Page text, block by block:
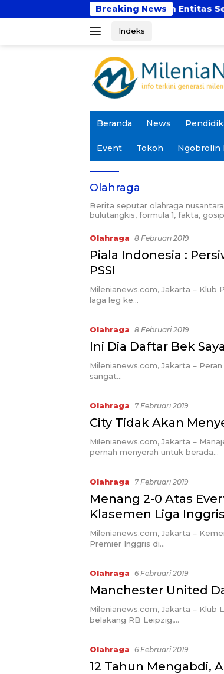
ke
Breaking News
SPM Mu’allimin itu Bukan Entitas Sekolah
Indeks
Beranda News
Event Tokoh Ngobrolin
Olahraga
Berita seputar olahraga
bulutangkis, formula 1, fakta,
Olahraga 8 Februari 2019
Piala Indonesia :
PSSI
Milenianews.com, Jakarta –
laga leg ke…
Olahraga 8 Februari 2019
Ini Dia Daftar Bek
Milenianews.com, Jakarta –
sangat…
Olahraga 7 Februari 2019
City Tidak Akan
Milenianews.com, Jakarta –
pernah menyerah untuk berada…
Olahraga 7 Februari 2019
Menang 2-0 Atas
Klasemen Liga Inggris
Milenianews.com, Jakarta –
Premier Inggris di…
Olahraga 6 Februari 2019
Manchester United
Milenianews.com, Jakarta –
belakang RB Leipzig,…
Olahraga 6 Februari 2019
12 Tahun Mengabdi,